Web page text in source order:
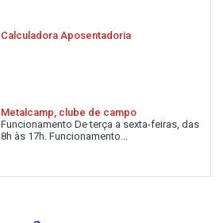
Calculadora Aposentadoria
Metalcamp, clube de campo
Funcionamento De terça a sexta-feiras, das
8h às 17h. Funcionamento...